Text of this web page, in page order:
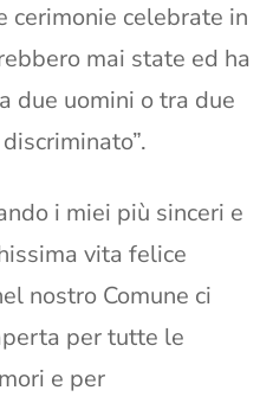
cerimonie celebrate in
mai state ed ha
due uomini o tra due
i miei più sinceri e
vita felice
nostro Comune ci
per tutte le
e per